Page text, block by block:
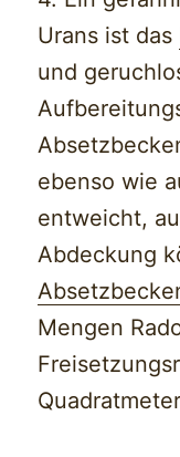
Urans ist das
und
ebenso wie
entweicht,
Abdeckung
Mengen